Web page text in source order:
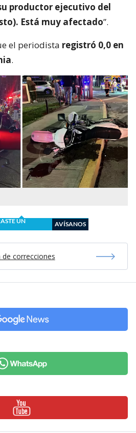
productor ejecutivo del
Está muy afectado”.
el periodista registró 0,0 en
.
UN
AVÍSANOS
de correcciones